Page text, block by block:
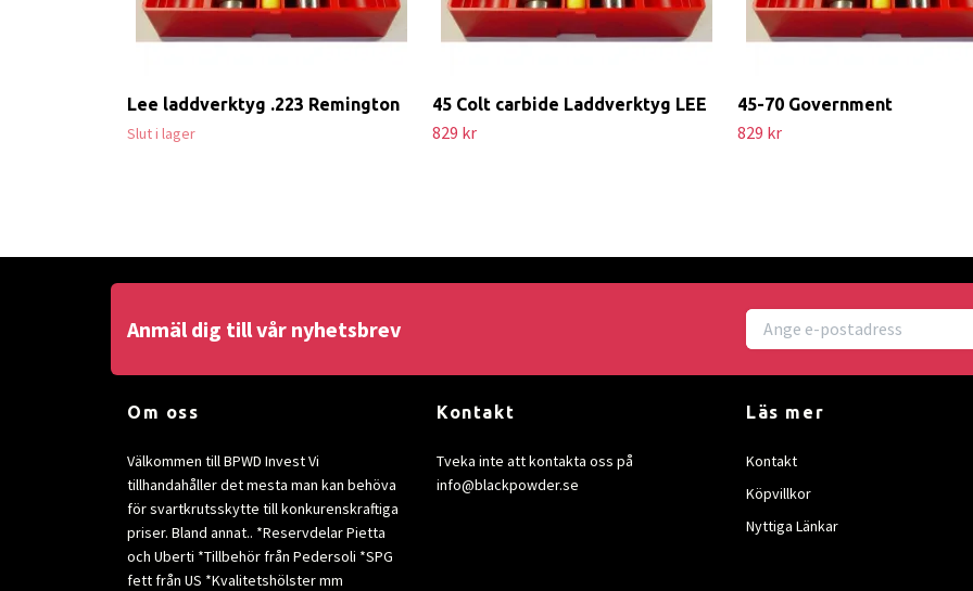
Lee laddverktyg .223 Remington
Slut i lager
45 Colt carbide Laddverktyg LEE
829 kr
45-70 Government
829 kr
Anmäl dig till vår nyhetsbrev
Om oss
Välkommen till BPWD Invest Vi
tillhandahåller det mesta man kan behöva
för svartkrutsskytte till konkurenskraftiga
priser. Bland annat.. *Reservdelar Pietta
och Uberti *Tillbehör från Pedersoli *SPG
fett från US *Kvalitetshölster mm
Kontakt
Tveka inte att kontakta oss på
info@blackpowder.se
Läs mer
Kontakt
Köpvillkor
Nyttiga Länkar